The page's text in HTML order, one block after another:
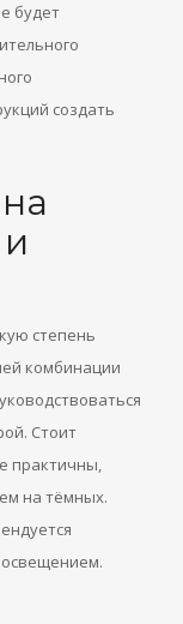
будет
создать
степень
комбинации
Стоит
практичны,
на тёмных.